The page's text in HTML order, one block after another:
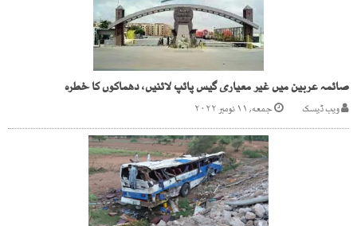
صائمہ عربین میں غیر معیاری گیس پائپ لائنیں، دھماکوں کا خطرہ
ویب ڈیسک جمعه, ۱۱ نومبر ۲۰۲۲